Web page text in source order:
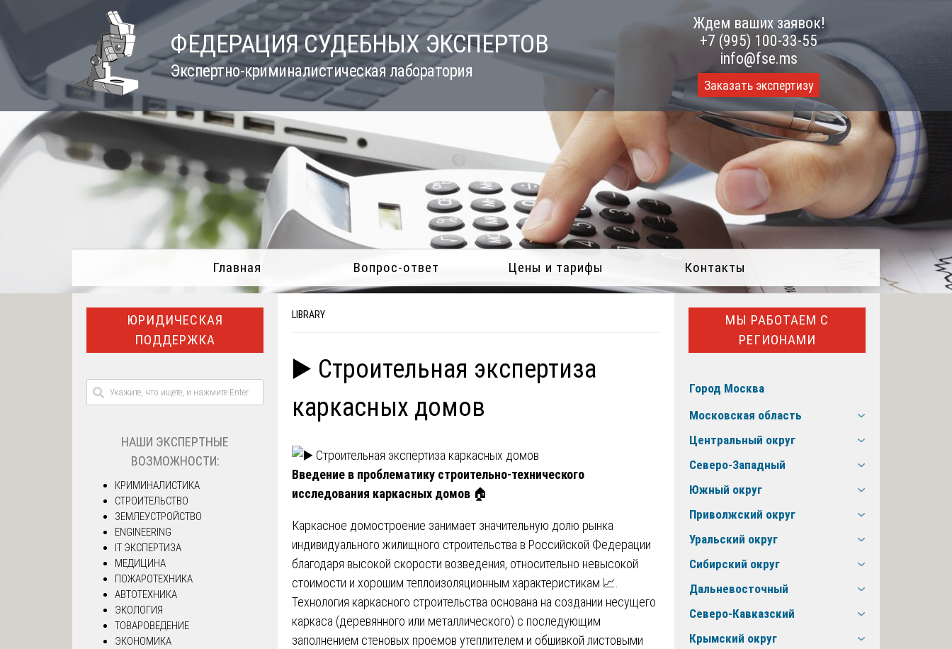
content
ФЕДЕРАЦИЯ СУДЕБНЫХ ЭКСПЕРТОВ
Экспертно-криминалистическая лаборатория
Ждем ваших заявок!
+7 (995) 100-33-55
info@fse.ms
Заказать экспертизу
Главная Вопрос-ответ Цены и тарифы Контакты
LIBRARY
▶️ Строительная экспертиза
каркасных домов
Введение в проблематику строительно-технического
исследования каркасных домов 🏠
Каркасное домостроение занимает значительную долю рынка
индивидуального жилищного строительства в Российской Федерации
благодаря высокой скорости возведения, относительно невысокой
стоимости и хорошим теплоизоляционным характеристикам 📈.
Технология каркасного строительства основана на создании несущего
каркаса (деревянного или металлического) с последующим
заполнением стеновых проемов утеплителем и обшивкой листовыми
ЮРИДИЧЕСКАЯ
ПОДДЕРЖКА
НАШИ ЭКСПЕРТНЫЕ
ВОЗМОЖНОСТИ:
КРИМИНАЛИСТИКА
СТРОИТЕЛЬСТВО
ЗЕМЛЕУСТРОЙСТВО
ENGINEERING
IT ЭКСПЕРТИЗА
МЕДИЦИНА
ПОЖАРОТЕХНИКА
АВТОТЕХНИКА
ЭКОЛОГИЯ
ТОВАРОВЕДЕНИЕ
ЭКОНОМИКА
МЫ РАБОТАЕМ С
РЕГИОНАМИ
Город Москва
Московская область
Центральный округ
Северо-Западный
Южный округ
Приволжский округ
Уральский округ
Сибирский округ
Дальневосточный
Северо-Кавказский
Крымский округ